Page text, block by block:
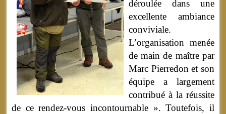
déroulée dans une
excellente ambiance
conviviale.
L’organisation menée
de main de maître par
Marc Pierredon et son
équipe a largement
contribué à la réussite
de ce rendez-vous incontournable ». Toutefois, il